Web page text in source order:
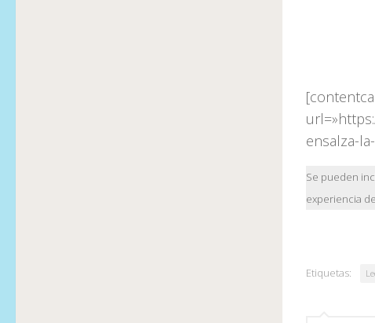
ensalza-
Se pueden
experiencia
Etiquetas: